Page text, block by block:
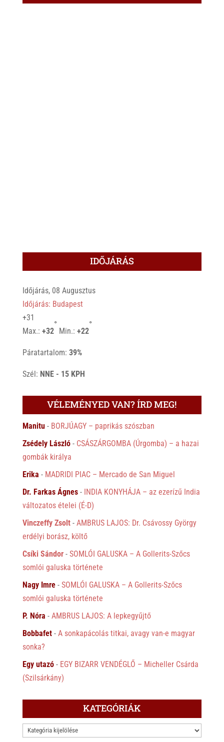
IDŐJÁRÁS
Időjárás, 08 Augusztus
Időjárás: Budapest
+31
Max.: +32
°
Min.: +22
°
Páratartalom: 39%
Szél: NNE - 15 KPH
VÉLEMÉNYED VAN? ÍRD MEG!
Manitu- BORJÚAGY – paprikás szószban
Zsédely László- CSÁSZÁRGOMBA (Úrgomba) – a hazai
gombák királya
Erika - MADRIDI PIAC – Mercado de San Miguel
Dr. Farkas Ágnes- INDIA KONYHÁJA – az ezerízű India
változatos ételei (É-D)
Vinczeffy Zsolt- AMBRUS LAJOS: Dr. Csávossy György
erdélyi borász, költő
Csíki Sándor- SOMLÓI GALUSKA – A Gollerits-Szőcs
somlói galuska története
Nagy Imre- SOMLÓI GALUSKA – A Gollerits-Szőcs
somlói galuska története
P. Nóra - AMBRUS LAJOS: A lepkegyűjtő
Bobbafet- A sonkapácolás titkai, avagy van-e magyar
sonka?
Egy utazó- EGY BIZARR VENDÉGLŐ – Micheller Csárda
(Szilsárkány)
KATEGÓRIÁK
KATEGÓRIÁK